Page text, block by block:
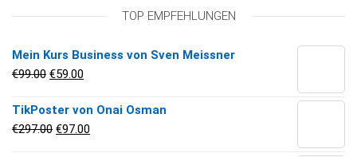
€19.90 Ursprünglicher Preis war: €19.90
€0.00Aktueller Preis ist: €0.00.
TOP EMPFEHLUNGEN
Mein Kurs Business von Sven Meissner
€99.00 Ursprünglicher Preis war: €99.00
€59.00
TikPoster von Onai Osman
€297.00 Ursprünglicher Preis war: €297.00
€97.00